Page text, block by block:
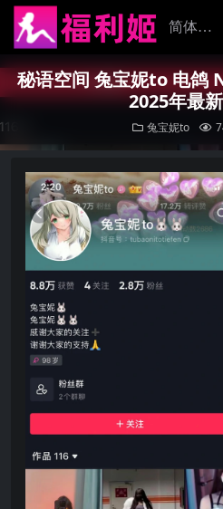
秘语空间 兔宝妮to 电鸽
2025年最
兔宝妮to